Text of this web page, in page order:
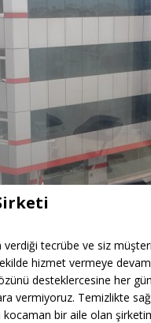
verdiği tecrübe ve siz
hizmet vermeye
desteklercesine her
vermiyoruz. Temizlikte
bir aile olan